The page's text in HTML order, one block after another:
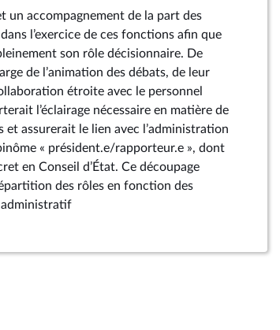
un accompagnement de la part des
l’exercice de ces fonctions afin que
son rôle décisionnaire. De
de l’animation des débats, de leur
étroite avec le personnel
l’éclairage nécessaire en matière de
assurerait le lien avec l’administration
« président.e/rapporteur.e », dont
en Conseil d’État. Ce découpage
des rôles en fonction des